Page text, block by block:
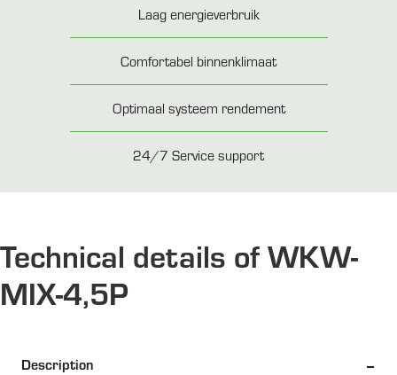
Laag energieverbruik
Comfortabel binnenklimaat
Optimaal systeem rendement
24/7 Service support
Technical details of WKW-
MIX-4,5P
Description